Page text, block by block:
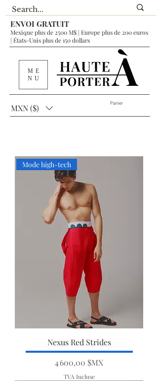
ENVOI GRATUIT
Mexique plus de 2500 M$ | Europe plus de 200 euros
| États-Unis plus de 150 dollars
Panier
ME
NU
MXN ($)
Mode high-tech
Nexus Red Strides
Prix
4 600,00 $MX
TVA Incluse